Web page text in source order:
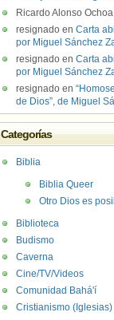
Ricardo Alonso
resignado en Carta
por Miguel Sánchez
resignado en Carta
por Miguel Sánchez
resignado en
de Dios”, de Miguel
Categorías
Biblia
Biblia Queer
Otro Dios es
Biblioteca
Budismo
Caverna
Cine/TV/Videos
Comunidad Bahá'í
Cristianismo (Iglesias)